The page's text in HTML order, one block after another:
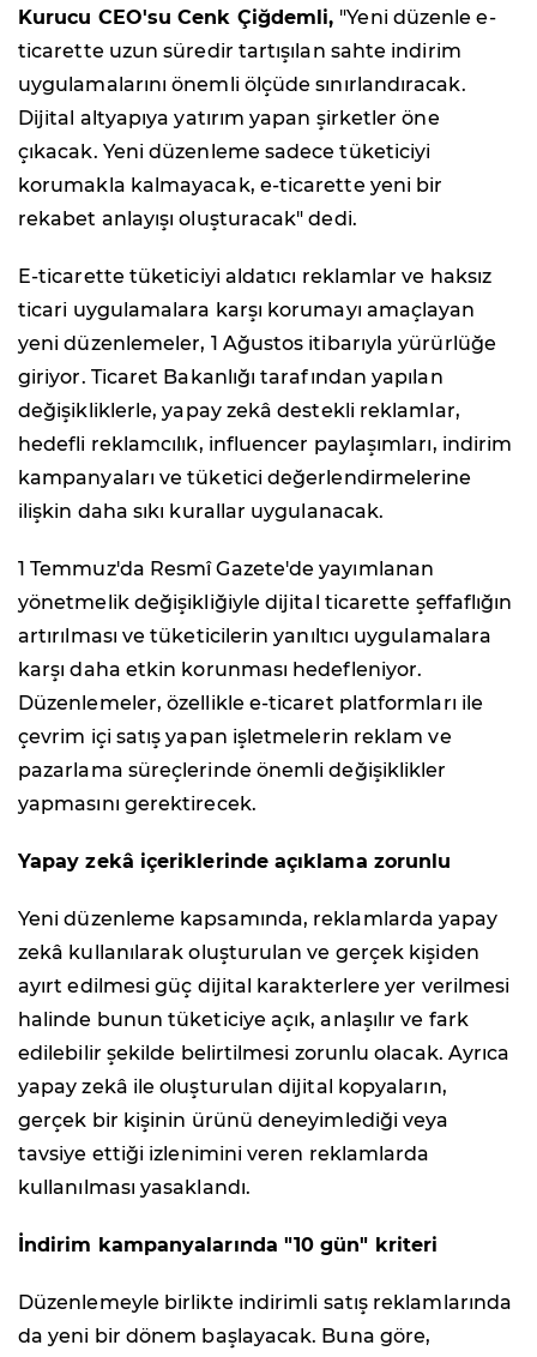
Kurucu CEO'su Cenk Çiğdemli, "Yeni düzenle e-
ticarette uzun süredir tartışılan sahte indirim
uygulamalarını önemli ölçüde sınırlandıracak.
Dijital altyapıya yatırım yapan şirketler öne
çıkacak. Yeni düzenleme sadece tüketiciyi
korumakla kalmayacak, e-ticarette yeni bir
rekabet anlayışı oluşturacak" dedi.
E-ticarette tüketiciyi aldatıcı reklamlar ve haksız
ticari uygulamalara karşı korumayı amaçlayan
yeni düzenlemeler, 1 Ağustos itibarıyla yürürlüğe
giriyor. Ticaret Bakanlığı tarafından yapılan
değişikliklerle, yapay zekâ destekli reklamlar,
hedefli reklamcılık, influencer paylaşımları, indirim
kampanyaları ve tüketici değerlendirmelerine
ilişkin daha sıkı kurallar uygulanacak.
1 Temmuz'da Resmî Gazete'de yayımlanan
yönetmelik değişikliğiyle dijital ticarette şeffaflığın
artırılması ve tüketicilerin yanıltıcı uygulamalara
karşı daha etkin korunması hedefleniyor.
Düzenlemeler, özellikle e-ticaret platformları ile
çevrim içi satış yapan işletmelerin reklam ve
pazarlama süreçlerinde önemli değişiklikler
yapmasını gerektirecek.
Yapay zekâ içeriklerinde açıklama zorunlu
Yeni düzenleme kapsamında, reklamlarda yapay
zekâ kullanılarak oluşturulan ve gerçek kişiden
ayırt edilmesi güç dijital karakterlere yer verilmesi
halinde bunun tüketiciye açık, anlaşılır ve fark
edilebilir şekilde belirtilmesi zorunlu olacak. Ayrıca
yapay zekâ ile oluşturulan dijital kopyaların,
gerçek bir kişinin ürünü deneyimlediği veya
tavsiye ettiği izlenimini veren reklamlarda
kullanılması yasaklandı.
İndirim kampanyalarında "10 gün" kriteri
Düzenlemeyle birlikte indirimli satış reklamlarında
da yeni bir dönem başlayacak. Buna göre,